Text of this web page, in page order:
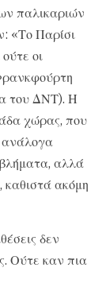
παλικαριών
«Το Παρίσι
οι
του ΔΝΤ). Η
χώρας, που
ανάλογα
αλλά
καθιστά ακόμη
δεν
Ούτε καν πια